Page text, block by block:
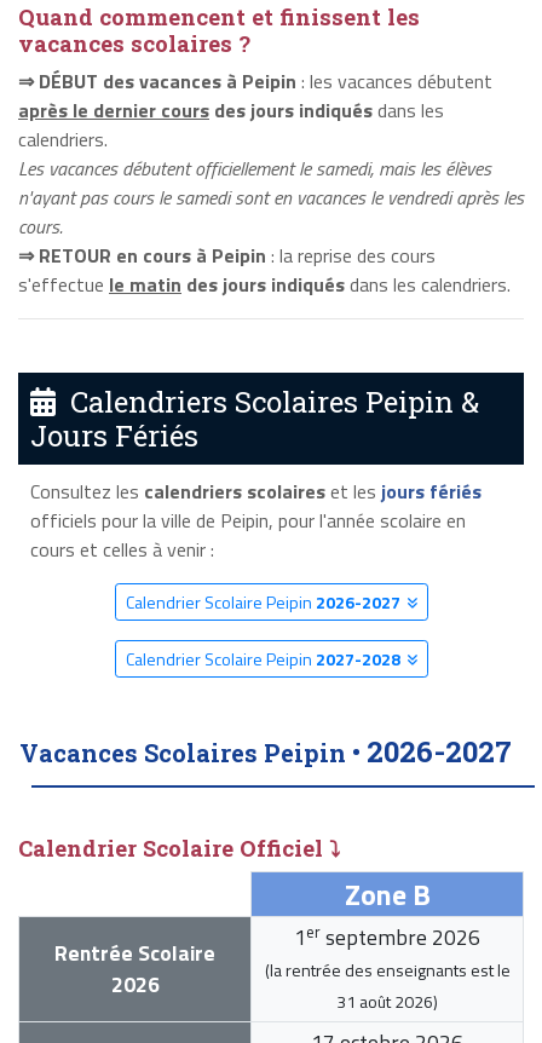
Quand commencent et finissent les
vacances scolaires ?
⇒ DÉBUT des vacances à Peipin : les vacances débutent
après le dernier cours des jours indiquésdans les
calendriers.
Les vacances débutent officiellement le samedi, mais les élèves
n'ayant pas cours le samedi sont en vacances le vendredi après les
cours.
⇒ RETOUR en cours à Peipin : la reprise des cours
s'effectue le matin des jours indiquésdans les calendriers.
Calendriers Scolaires Peipin &
Jours Fériés
Consultez les calendriers scolaireset les jours fériés
officiels pour la ville de Peipin, pour l'année scolaire en
cours et celles à venir :
Calendrier Scolaire Peipin 2026-2027
Calendrier Scolaire Peipin 2027-2028
Vacances Scolaires Peipin • 2026-2027
Calendrier Scolaire Officiel ⤵
Zone B
Rentrée Scolaire
2026
1 er septembre 2026
(la rentrée des enseignants est le
31 août 2026)